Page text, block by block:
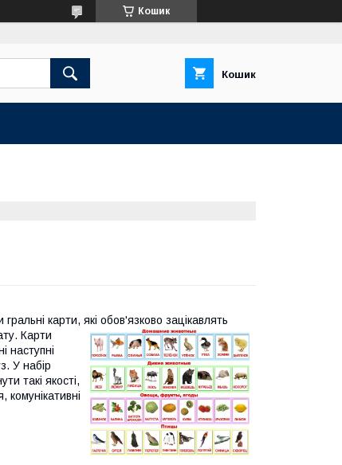
Кошик
Кошик
карти, які обов'язково зацікавлять
Карти
наступні
У набір
такі якості,